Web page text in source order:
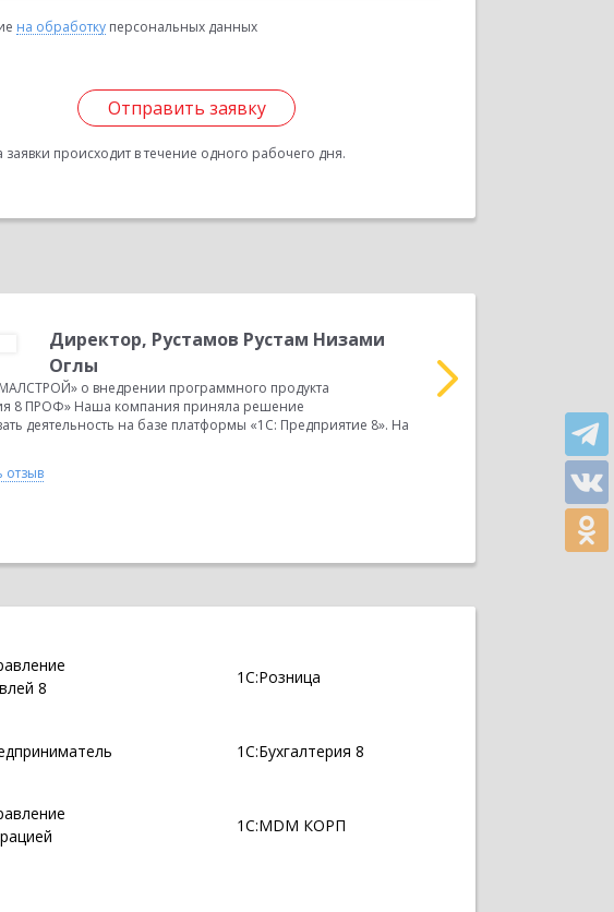
на обработку персональных данных
Отправить заявку
происходит в течение одного рабочего дня.
Директор, Рустамов Рустам Низами
Оглы
о внедрении программного продукта
8 ПРОФ» Наша компания приняла решение
деятельность на базе платформы «1С: Предприятие 8». На
отзыв
Отзыв ИП Немченко
решение
Прочитать весь отзыв
8
1С:Розница
1С:Бухгалтерия 8
1С:MDM КОРП